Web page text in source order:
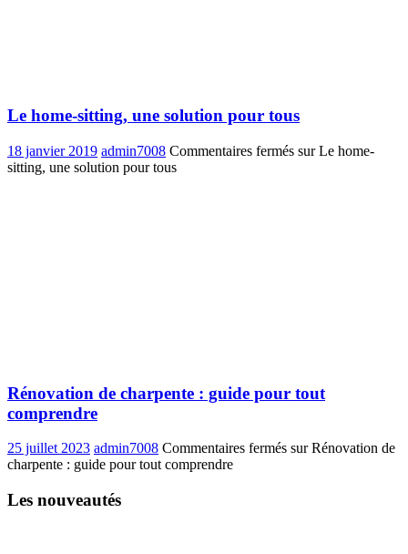
Le home-sitting, une solution pour tous
18 janvier 2019 admin7008 Commentaires fermés sur Le home-
sitting, une solution pour tous
Rénovation de charpente : guide pour tout
comprendre
25 juillet 2023 admin7008 Commentaires fermés sur Rénovation de
charpente : guide pour tout comprendre
Les nouveautés